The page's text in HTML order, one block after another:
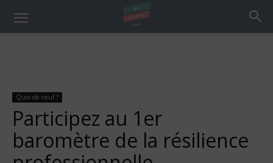
Quoi de neuf ?
Participez au 1er
baromètre de la résilience